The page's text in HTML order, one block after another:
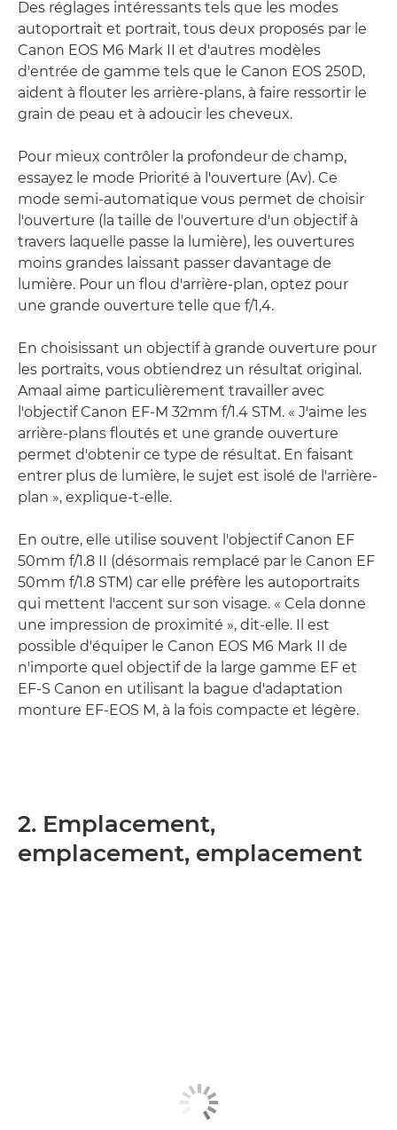
Des réglages intéressants tels que les modes
autoportrait et portrait, tous deux proposés par le
Canon EOS M6 Mark II et d'autres modèles
d'entrée de gamme tels que le Canon EOS 250D,
aident à flouter les arrière-plans, à faire ressortir le
grain de peau et à adoucir les cheveux.
Pour mieux contrôler la profondeur de champ,
essayez le mode Priorité à l'ouverture (Av). Ce
mode semi-automatique vous permet de choisir
l'ouverture (la taille de l'ouverture d'un objectif à
travers laquelle passe la lumière), les ouvertures
moins grandes laissant passer davantage de
lumière. Pour un flou d'arrière-plan, optez pour
une grande ouverture telle que f/1,4.
En choisissant un objectif à grande ouverture pour
les portraits, vous obtiendrez un résultat original.
Amaal aime particulièrement travailler avec
l'objectif Canon EF-M 32mm f/1.4 STM. « J'aime les
arrière-plans floutés et une grande ouverture
permet d'obtenir ce type de résultat. En faisant
entrer plus de lumière, le sujet est isolé de l'arrière-
plan », explique-t-elle.
En outre, elle utilise souvent l'objectif Canon EF
50mm f/1.8 II (désormais remplacé par le Canon EF
50mm f/1.8 STM) car elle préfère les autoportraits
qui mettent l'accent sur son visage. « Cela donne
une impression de proximité », dit-elle. Il est
possible d'équiper le Canon EOS M6 Mark II de
n'importe quel objectif de la large gamme EF et
EF-S Canon en utilisant la bague d'adaptation
monture EF-EOS M, à la fois compacte et légère.
2. Emplacement,
emplacement, emplacement